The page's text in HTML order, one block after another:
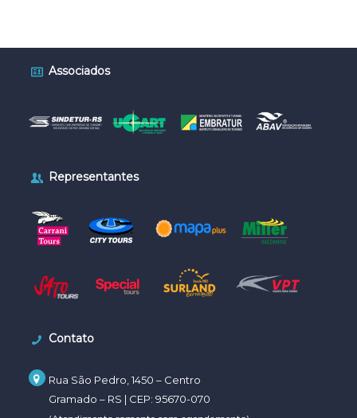
Associados
Representantes
Contato
Rua São Pedro, 1450 – Centro
Gramado – RS | CEP:95670-070